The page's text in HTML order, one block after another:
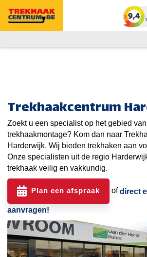
Trekhaakcentrum
Zoekt u een specialist op het gebied van
trekhaakmontage? Kom dan naar
Harderwijk. Wij bieden trekhaken aan
Onze specialisten uit de regio
trekhaak veilig en vakkundig.
Plan een afspraak ofdirect
aanvragen!